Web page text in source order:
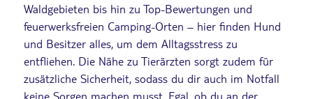
Waldgebieten bis hin zu Top-Bewertungen und
feuerwerksfreien Camping-Orten – hier finden Hund
und Besitzer alles, um dem Alltagsstress zu
entfliehen. Die Nähe zu Tierärzten sorgt zudem für
zusätzliche Sicherheit, sodass du dir auch im Notfall
keine Sorgen machen musst. Egal, ob du an der